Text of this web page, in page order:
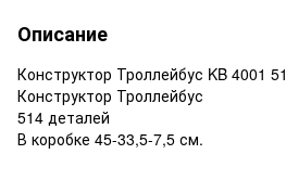
Описание
Конструктор Троллейбус KB 4001
Конструктор Троллейбус
514 деталей
В коробке 45-33,5-7,5 см.